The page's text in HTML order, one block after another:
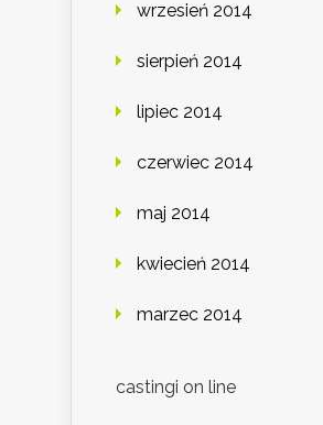
wrzesień 2014
sierpień 2014
lipiec 2014
czerwiec 2014
maj 2014
kwiecień 2014
marzec 2014
castingi on line